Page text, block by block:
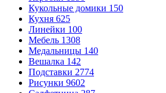
Кукольные домики 150
Кухня 625
Линейки 100
Мебель 1308
Медальницы 140
Вешалка 142
Подставки 2774
Рисунки 9602